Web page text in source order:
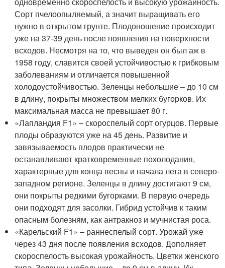
Сорт пчелоопыляемый, а значит выращивать его
нужно в открытом грунте. Плодоношение происходит
уже на 37-39 день после появления на поверхности
всходов. Несмотря на то, что выведен он был аж в
1958 году, славится своей устойчивостью к грибковым
заболеваниям и отличается повышенной
холодоустойчивостью. Зеленцы небольшие – до 10 см
в длину, покрыты множеством мелких бугорков. Их
максимальная масса не превышает 80 г.
«Лапландия F1» – скороспелый сорт огурцов. Первые
плоды образуются уже на 45 день. Развитие и
завязываемость плодов практически не
останавливают кратковременные похолодания,
характерные для конца весны и начала лета в северо-
западном регионе. Зеленцы в длину достигают 9 см,
они покрыты редкими бугорками. В первую очередь
они подходят для засолки. Гибрид устойчив к таким
опасным болезням, как антракноз и мучнистая роса.
«Карельский F1» – раннеспелый сорт. Урожай уже
через 43 дня после появления всходов. Дополняет
скороспелость высокая урожайность. Цветки женского